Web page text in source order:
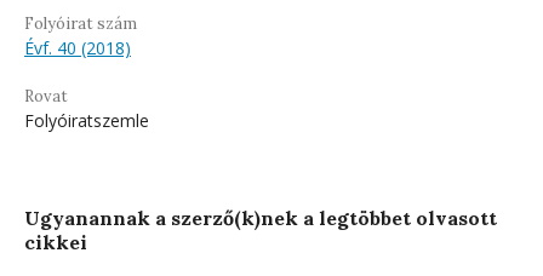
Folyóirat szám
Évf. 40 (2018)
Rovat
Folyóiratszemle
Ugyanannak a szerző(k)nek a legtöbbet olvasott
cikkei